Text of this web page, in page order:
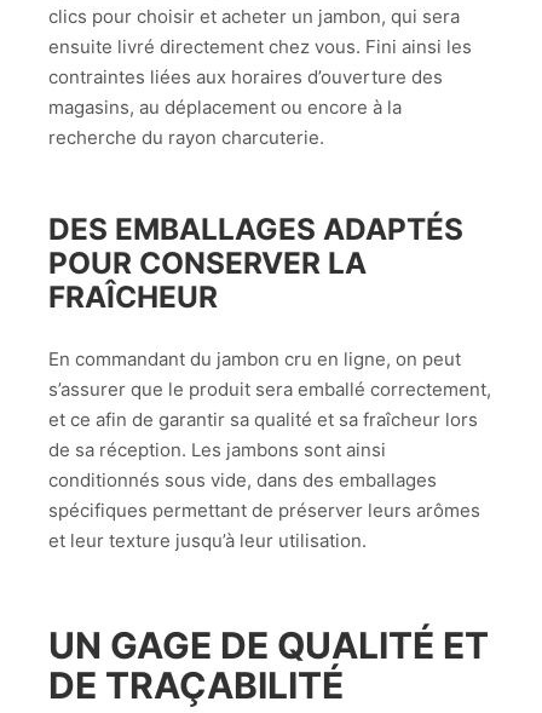
clics pour choisir et acheter un jambon, qui sera
ensuite livré directement chez vous. Fini ainsi les
contraintes liées aux horaires d’ouverture des
magasins, au déplacement ou encore à la
recherche du rayon charcuterie.
DES EMBALLAGES ADAPTÉS
POUR CONSERVER LA
FRAÎCHEUR
En commandant du jambon cru en ligne, on peut
s’assurer que le produit sera emballé correctement,
et ce afin de garantir sa qualité et sa fraîcheur lors
de sa réception. Les jambons sont ainsi
conditionnés sous vide, dans des emballages
spécifiques permettant de préserver leurs arômes
et leur texture jusqu’à leur utilisation.
UN GAGE DE QUALITÉ ET
DE TRAÇABILITÉ